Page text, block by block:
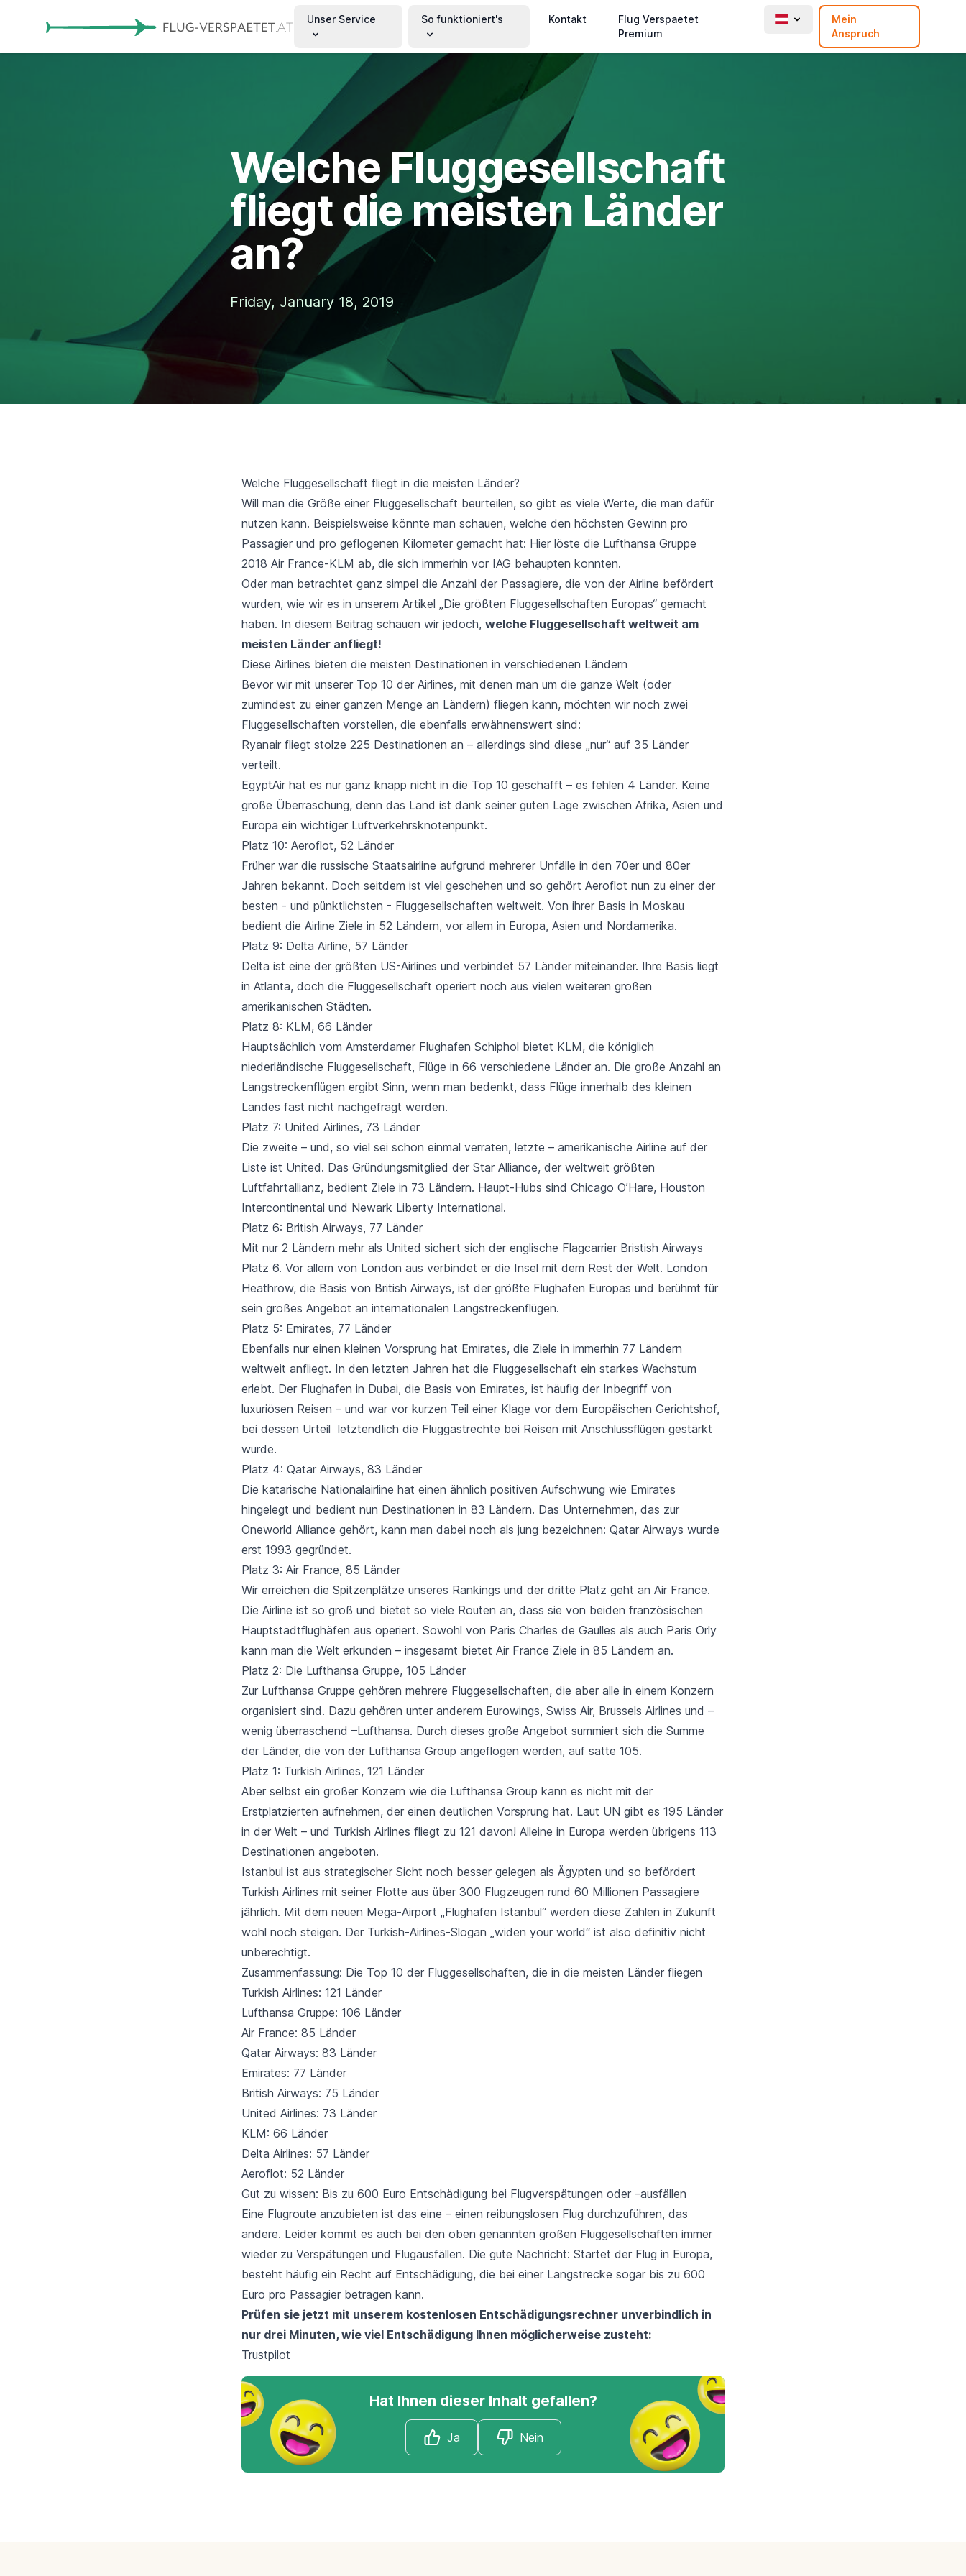
Unser Service So funktioniert's Kontakt
Flug Verspaetet
Premium
Mein
Anspruch
Welche Fluggesellschaft
fliegt die meisten Länder
an?
Friday, January 18, 2019
Welche Fluggesellschaft fliegt in die meisten Länder?
Will man die Größe einer Fluggesellschaft beurteilen, so gibt es viele Werte, die man dafür
nutzen kann. Beispielsweise könnte man schauen, welche den höchsten Gewinn pro
Passagier und pro geflogenen Kilometer gemacht hat: Hier löste die Lufthansa Gruppe
2018 Air France-KLM ab, die sich immerhin vor IAG behaupten konnten.
Oder man betrachtet ganz simpel die Anzahl der Passagiere, die von der Airline befördert
wurden, wie wir es in unserem Artikel
„Die größten Fluggesellschaften Europas“ gemacht
haben. In diesem Beitrag schauen wir jedoch, welche Fluggesellschaft weltweit am
meisten Länder anfliegt!
Diese Airlines bieten die meisten Destinationen in verschiedenen Ländern
Bevor wir mit unserer Top 10 der Airlines, mit denen man um die ganze Welt (oder
zumindest zu einer ganzen Menge an Ländern) fliegen kann, möchten wir noch zwei
Fluggesellschaften vorstellen, die ebenfalls erwähnenswert sind:
Ryanair fliegt stolze 225 Destinationen an – allerdings sind diese „nur“ auf 35 Länder
verteilt.
EgyptAir hat es nur ganz knapp nicht in die Top 10 geschafft – es fehlen 4 Länder. Keine
große Überraschung, denn das Land ist dank seiner guten Lage zwischen Afrika, Asien und
Europa ein wichtiger Luftverkehrsknotenpunkt.
Platz 10: Aeroflot, 52 Länder
Früher war die russische Staatsairline aufgrund mehrerer Unfälle in den 70er und 80er
Jahren bekannt. Doch seitdem ist viel geschehen und so gehört Aeroflot nun zu einer der
besten - und pünktlichsten - Fluggesellschaften weltweit. Von ihrer Basis in Moskau
bedient die Airline Ziele in 52 Ländern, vor allem in Europa, Asien und Nordamerika.
Platz 9: Delta Airline, 57 Länder
Delta ist eine der größten US-Airlines und verbindet 57 Länder miteinander. Ihre Basis liegt
in Atlanta, doch die Fluggesellschaft operiert noch aus vielen weiteren großen
amerikanischen Städten.
Platz 8: KLM, 66 Länder
Hauptsächlich vom Amsterdamer Flughafen Schiphol bietet KLM, die königlich
niederländische Fluggesellschaft, Flüge in 66 verschiedene Länder an. Die große Anzahl an
Langstreckenflügen ergibt Sinn, wenn man bedenkt, dass Flüge innerhalb des kleinen
Landes fast nicht nachgefragt werden.
Platz 7: United Airlines, 73 Länder
Die zweite – und, so viel sei schon einmal verraten, letzte – amerikanische Airline auf der
Liste ist United. Das Gründungsmitglied der Star Alliance, der weltweit größten
Luftfahrtallianz, bedient Ziele in 73 Ländern. Haupt-Hubs sind Chicago O’Hare, Houston
Intercontinental und Newark Liberty International.
Platz 6: British Airways, 77 Länder
Mit nur 2 Ländern mehr als United sichert sich der englische Flagcarrier Bristish Airways
Platz 6. Vor allem von London aus verbindet er die Insel mit dem Rest der Welt. London
Heathrow, die Basis von British Airways, ist der größte Flughafen Europas und berühmt für
sein großes Angebot an internationalen Langstreckenflügen.
Platz 5: Emirates, 77 Länder
Ebenfalls nur einen kleinen Vorsprung hat Emirates, die Ziele in immerhin 77 Ländern
weltweit anfliegt. In den letzten Jahren hat die Fluggesellschaft ein starkes Wachstum
erlebt. Der Flughafen in Dubai, die Basis von Emirates, ist häufig der Inbegriff von
luxuriösen Reisen – und war vor kurzen Teil einer Klage vor dem Europäischen Gerichtshof,
bei dessen Urteil letztendlich die Fluggastrechte bei Reisen mit Anschlussflügen gestärkt
wurde.
Platz 4: Qatar Airways, 83 Länder
Die katarische Nationalairline hat einen ähnlich positiven Aufschwung wie Emirates
hingelegt und bedient nun Destinationen in 83 Ländern. Das Unternehmen, das zur
Oneworld Alliance gehört, kann man dabei noch als jung bezeichnen: Qatar Airways wurde
erst 1993 gegründet.
Platz 3: Air France, 85 Länder
Wir erreichen die Spitzenplätze unseres Rankings und der dritte Platz geht an Air France.
Die Airline ist so groß und bietet so viele Routen an, dass sie von beiden französischen
Hauptstadtflughäfen aus operiert. Sowohl von Paris Charles de Gaulles als auch Paris Orly
kann man die Welt erkunden – insgesamt bietet Air France Ziele in 85 Ländern an.
Platz 2: Die Lufthansa Gruppe, 105 Länder
Zur Lufthansa Gruppe gehören mehrere Fluggesellschaften, die aber alle in einem Konzern
organisiert sind. Dazu gehören unter anderem Eurowings, Swiss Air, Brussels Airlines und –
wenig überraschend –Lufthansa. Durch dieses große Angebot summiert sich die Summe
der Länder, die von der Lufthansa Group angeflogen werden, auf satte 105.
Platz 1: Turkish Airlines, 121 Länder
Aber selbst ein großer Konzern wie die Lufthansa Group kann es nicht mit der
Erstplatzierten aufnehmen, der einen deutlichen Vorsprung hat. Laut UN gibt es 195 Länder
in der Welt – und Turkish Airlines fliegt zu 121 davon! Alleine in Europa werden übrigens 113
Destinationen angeboten.
Istanbul ist aus strategischer Sicht noch besser gelegen als Ägypten und so befördert
Turkish Airlines mit seiner Flotte aus über 300 Flugzeugen rund 60 Millionen Passagiere
jährlich. Mit dem neuen Mega-Airport „Flughafen Istanbul“ werden diese Zahlen in Zukunft
wohl noch steigen. Der Turkish-Airlines-Slogan „widen your world“ ist also definitiv nicht
unberechtigt.
Zusammenfassung: Die Top 10 der Fluggesellschaften, die in die meisten Länder fliegen
Turkish Airlines: 121 Länder
Lufthansa Gruppe: 106 Länder
Air France: 85 Länder
Qatar Airways: 83 Länder
Emirates: 77 Länder
British Airways: 75 Länder
United Airlines: 73 Länder
KLM: 66 Länder
Delta Airlines: 57 Länder
Aeroflot: 52 Länder
Gut zu wissen: Bis zu 600 Euro Entschädigung bei Flugverspätungen oder –ausfällen
Eine Flugroute anzubieten ist das eine – einen reibungslosen Flug durchzuführen, das
andere. Leider kommt es auch bei den oben genannten großen Fluggesellschaften immer
wieder zu Verspätungen und Flugausfällen. Die gute Nachricht: Startet der Flug in Europa,
besteht häufig ein Recht auf Entschädigung, die bei einer Langstrecke sogar bis zu 600
Euro pro Passagier betragen kann.
Prüfen sie jetzt mit unserem kostenlosen Entschädigungsrechner unverbindlich in
nur drei Minuten, wie viel Entschädigung Ihnen möglicherweise zusteht:
Trustpilot
Hat Ihnen dieser Inhalt gefallen?
Ja Nein